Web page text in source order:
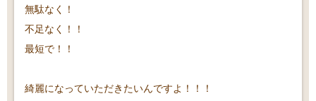
無駄なく！
不足なく！！
最短で！！
綺麗になっていただきたいんですよ！！！